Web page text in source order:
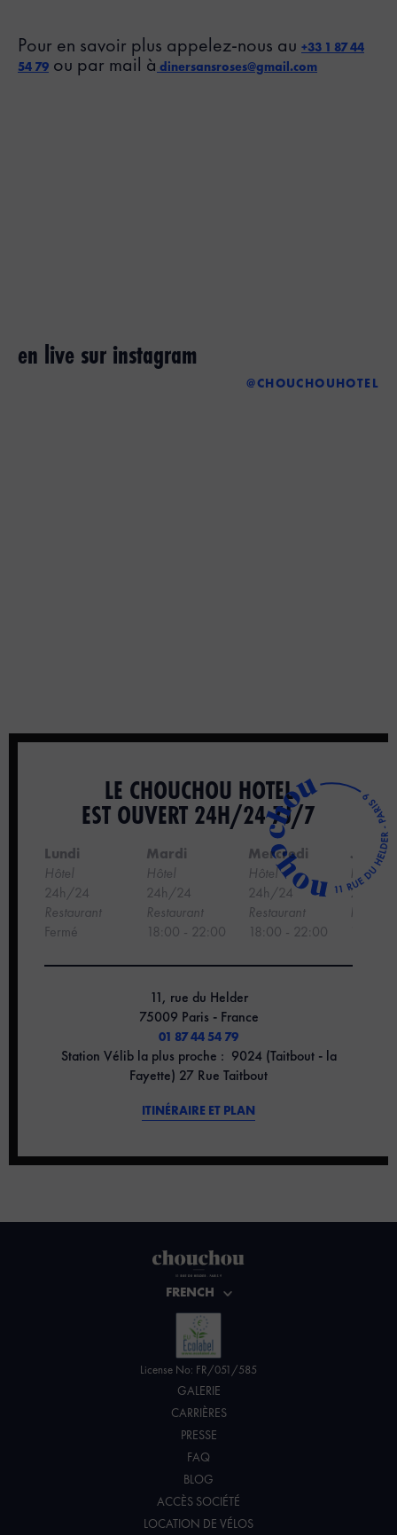
Pour en savoir plus appelez-nous au +33 1 87 44
54 79 ou par mail à dinersansroses@gmail.com
en live sur instagram
@CHOUCHOUHOTEL
LE CHOUCHOU HOTEL
EST OUVERT 24H/24 7J/7
Lundi
Hôtel
24h/24
Restaurant
Fermé
Mardi
Hôtel
24h/24
Restaurant
18:00 - 22:00
Mercredi
Hôtel
24h/24
Restaurant
18:00 - 22:00
Jeudi
Hôtel
24h/24
11, rue du Helder
75009 Paris - France
01 87 44 54 79
Station Vélib la plus proche : 9024 (Taitbout - la
Fayette) 27 Rue Taitbout
ITINÉRAIRE ET PLAN
FRENCH
License No: FR/051/585
GALERIE
CARRIÈRES
PRESSE
FAQ
BLOG
ACCÈS SOCIÉTÉ
LOCATION DE VÉLOS